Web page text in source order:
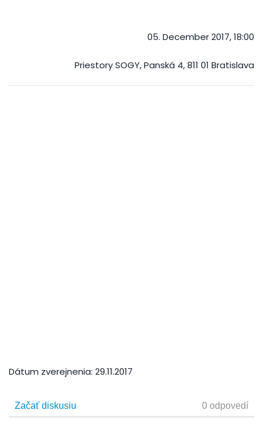
05. December 2017, 18:00
Priestory SOGY, Panská 4, 811 01 Bratislava
Dátum zverejnenia: 29.11.2017